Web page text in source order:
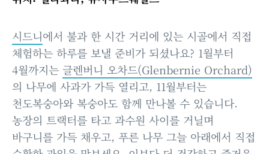
시드니에서 불과 한 시간 거리에 있는 시골에서 직접
체험하는 하루를 보낼 준비가 되셨나요? 1월부터
4월까지는 글렌버니 오차드(Glenbernie Orchard)
의 나무에 사과가 가득 열리고, 11월부터는
천도복숭아와 복숭아도 함께 만나볼 수 있습니다.
농장의 트랙터를 타고 과수원 사이를 거닐며
바구니를 가득 채우고, 푸른 나무 그늘 아래에서 직접